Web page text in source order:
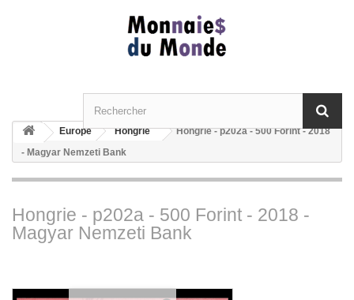
Europe Hongrie
Hongrie - p202a - 500 Forint - 2018
- Magyar Nemzeti Bank
Hongrie - p202a - 500 Forint - 2018 -
Magyar Nemzeti Bank